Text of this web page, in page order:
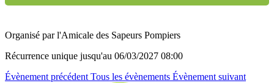
Organisé par l'Amicale des Sapeurs Pompiers
Récurrence unique jusqu'au 06/03/2027 08:00
Évènement précédent Tous les évènements Évènement suivant